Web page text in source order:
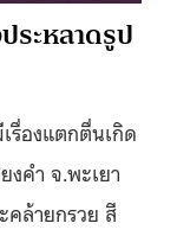
ะหลาดรูป
รื่องแตกตื่นเกิด
คำ จ.พะเยา
ล้ายกรวย สี